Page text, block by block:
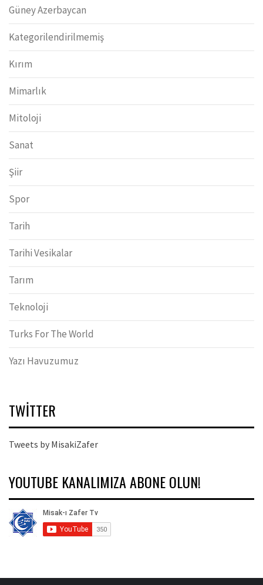
Güney Azerbaycan
Kategorilendirilmemiş
Kırım
Mimarlık
Mitoloji
Sanat
Şiir
Spor
Tarih
Tarihi Vesikalar
Tarım
Teknoloji
Turks For The World
Yazı Havuzumuz
TWITTER
Tweets by MisakiZafer
YOUTUBE KANALIMIZA ABONE OLUN!